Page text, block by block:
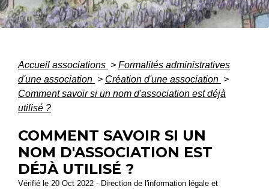
Accueil associations > Formalités administratives
d'une association > Création d'une association >
Comment savoir si un nom d'association est déjà
utilisé ?
COMMENT SAVOIR SI UN
NOM D'ASSOCIATION EST
DÉJÀ UTILISÉ ?
Vérifié le 20 Oct 2022 - Direction de l'information légale et